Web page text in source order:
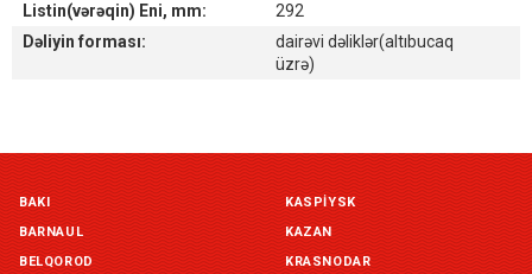
Listin(vərəqin) Eni, mm:
292
Dəliyin forması:
dairəvi dəliklər(altıbucaq
üzrə)
Симферополь склад (г. Симферополь, ул. Монтажная, 33а)
in stock:not in stock
Склад ГП и товаров (г. Воронеж, ул. Красный Октябрь, 1а, )
BAKI
BARNAUL
BELQOROD
KASPIYSK
KAZAN
KRASNODAR